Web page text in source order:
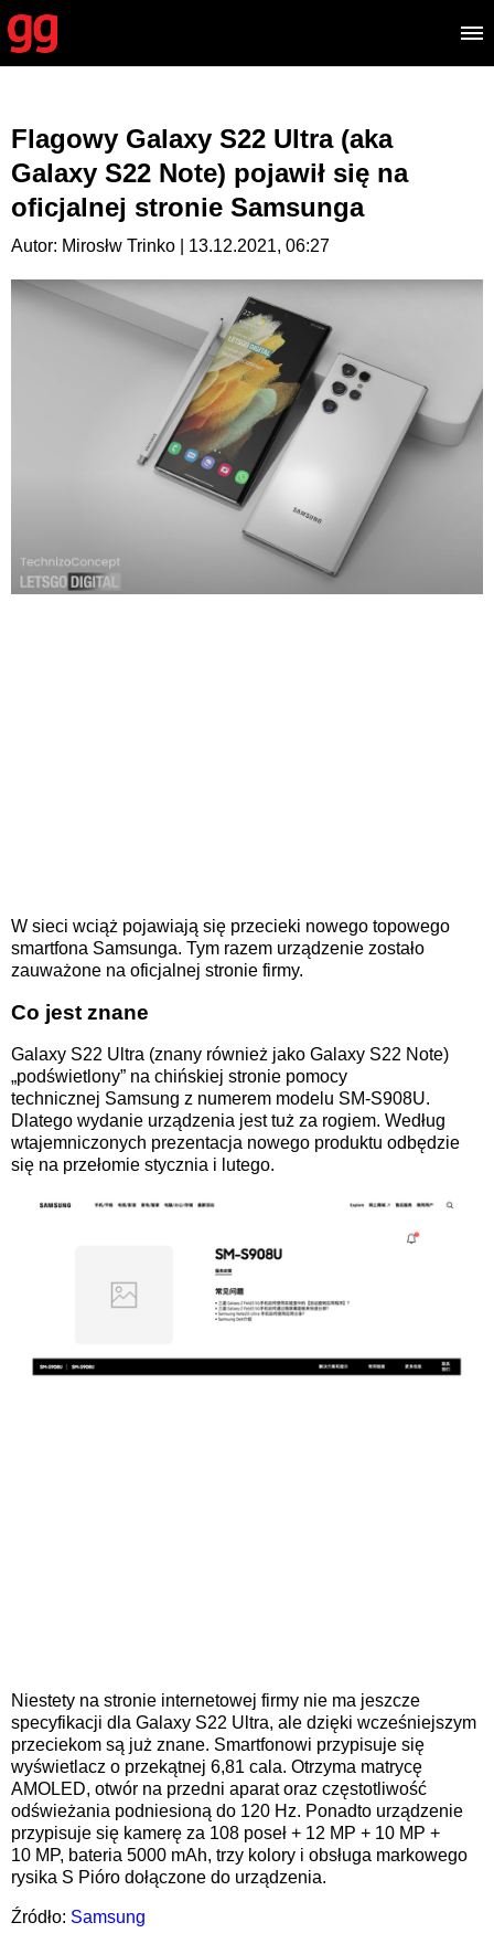
Flagowy Galaxy S22 Ultra (aka
Galaxy S22 Note) pojawił się na
oficjalnej stronie Samsunga
Autor: Mirosłw Trinko | 13.12.2021, 06:27
W sieci wciąż pojawiają się przecieki nowego topowego
smartfona Samsunga. Tym razem urządzenie zostało
zauważone na oficjalnej stronie firmy.
Co jest znane
Galaxy S22 Ultra (znany również jako Galaxy S22 Note)
„podświetlony” na chińskiej stronie pomocy
technicznej Samsung z numerem modelu SM-S908U.
Dlatego wydanie urządzenia jest tuż za rogiem. Według
wtajemniczonych prezentacja nowego produktu odbędzie
się na przełomie stycznia i lutego.
Niestety na stronie internetowej firmy nie ma jeszcze
specyfikacji dla Galaxy S22 Ultra, ale dzięki wcześniejszym
przeciekom są już znane. Smartfonowi przypisuje się
wyświetlacz o przekątnej 6,81 cala. Otrzyma matrycę
AMOLED, otwór na przedni aparat oraz częstotliwość
odświeżania podniesioną do 120 Hz. Ponadto urządzenie
przypisuje się kamerę za 108 poseł + 12 MP + 10 MP +
10 MP, bateria 5000 mAh, trzy kolory i obsługa markowego
rysika S Pióro dołączone do urządzenia.
Źródło: Samsung